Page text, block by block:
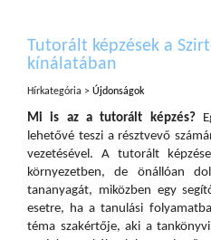
Tutorált képzések a
kínálatában
Hírkategória > Újdonságok
Mi is az a tutorált képzés?
lehetővé teszi a résztvevő
vezetésével. A tutorált
környezetben, de önállóan
tananyagát, miközben egy
esetre, ha a tanulási
téma szakértője, aki a